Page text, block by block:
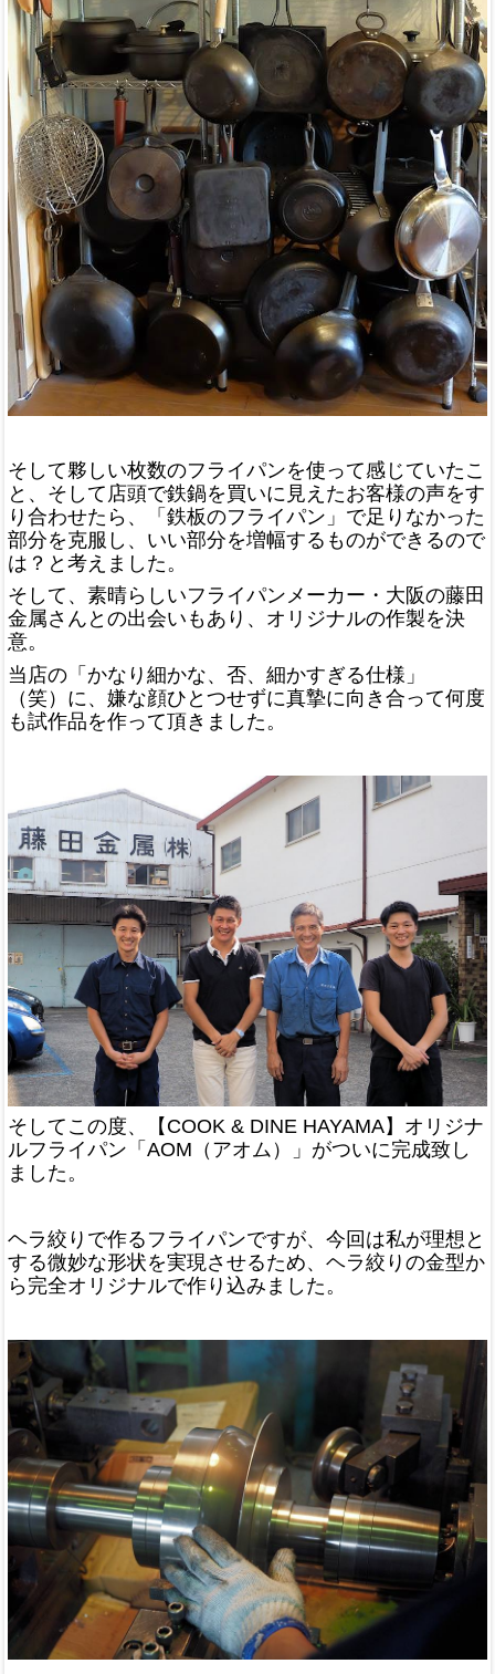
そして夥しい枚数のフライパンを使って感じていたこ
と、そして店頭で鉄鍋を買いに見えたお客様の声をす
り合わせたら、「鉄板のフライパン」で足りなかった
部分を克服し、いい部分を増幅するものができるので
は？と考えました。
そして、素晴らしいフライパンメーカー・大阪の藤田
金属さんとの出会いもあり、オリジナルの作製を決
意。
当店の「かなり細かな、否、細かすぎる仕様」
（笑）に、嫌な顔ひとつせずに真摯に向き合って何度
も試作品を作って頂きました。
そしてこの度、【COOK & DINE HAYAMA】オリジナ
ルフライパン「AOM（アオム）」がついに完成致し
ました。
ヘラ絞りで作るフライパンですが、今回は私が理想と
する微妙な形状を実現させるため、ヘラ絞りの金型か
ら完全オリジナルで作り込みました。